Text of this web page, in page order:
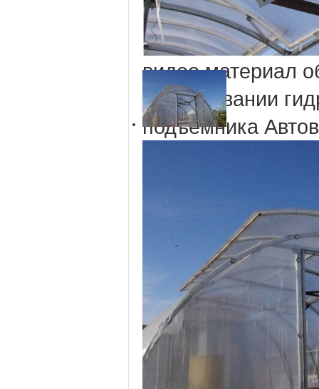
Посмотрите
магазином Дом и
видео материал
оборудовании
подъёмника
и Vent-L 02 и для
автовент?
Универсальный
автоматический
01 и Вент-Л-02
своевременного
форточек в